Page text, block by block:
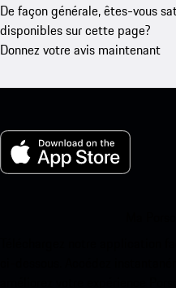
De façon générale, êtes-vous
disponibles sur cette page?
Donnez votre avis maintenant